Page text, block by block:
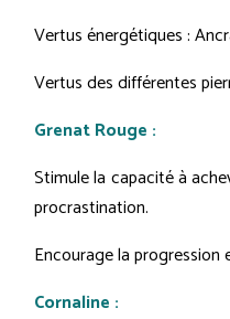
Vertus énergétiques :
Vertus des différentes
Grenat Rouge :
Stimule la capacité à
procrastination.
Encourage la
Cornaline :